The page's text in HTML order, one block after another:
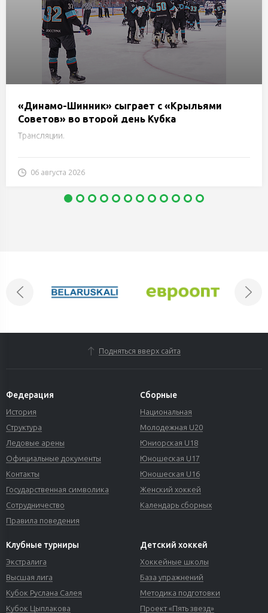
«Динамо-Шинник» сыграет с «Крыльями
Советов» во второй день Кубка
председателя Бобруйского горисполкома
Трансляции.
06 августа 2026
Подняться вверх сайта
Федерация
История
Структура
Ледовые арены
Официальные документы
Контакты
Государственная символика
Сотрудничество
Правила поведения
Сборные
Национальная
Молодежная U20
Юниорская U18
Юношеская U17
Юношеская U16
Женский хоккей
Календарь сборных
Клубные турниры
Экстралига
Высшая лига
Кубок Руслана Салея
Кубок Цыплакова
Детский хоккей
Хоккейные школы
База упражнений
Методика подготовки
Проект «Пять звезд»